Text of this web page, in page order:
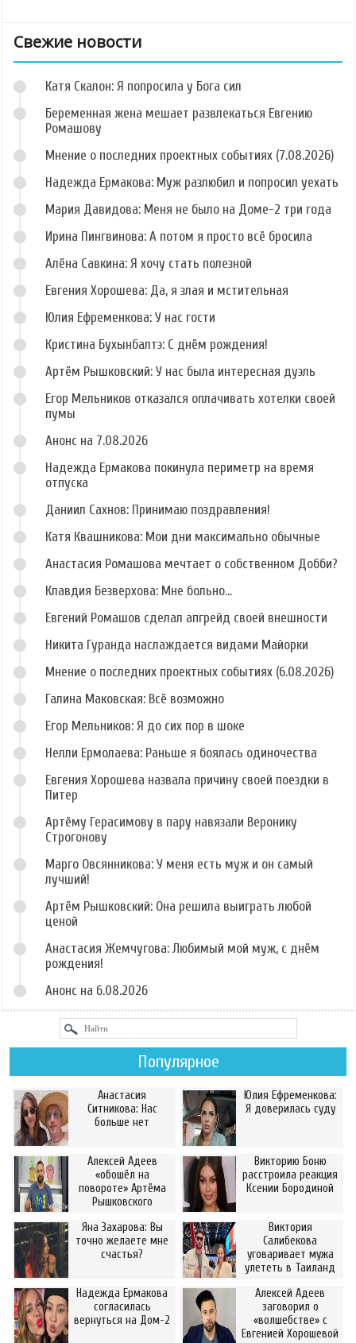
Свежие новости
Катя Скалон: Я попросила у Бога сил
Беременная жена мешает развлекаться Евгению
Ромашову
Мнение о последних проектных событиях (7.08.2026)
Надежда Ермакова: Муж разлюбил и попросил уехать
Мария Давидова: Меня не было на Доме-2 три года
Ирина Пингвинова: А потом я просто всё бросила
Алёна Савкина: Я хочу стать полезной
Евгения Хорошева: Да, я злая и мстительная
Юлия Ефременкова: У нас гости
Кристина Бухынбалтэ: С днём рождения!
Артём Рышковский: У нас была интересная дуэль
Егор Мельников отказался оплачивать хотелки своей
пумы
Анонс на 7.08.2026
Надежда Ермакова покинула периметр на время
отпуска
Даниил Сахнов: Принимаю поздравления!
Катя Квашникова: Мои дни максимально обычные
Анастасия Ромашова мечтает о собственном Добби?
Клавдия Безверхова: Мне больно...
Евгений Ромашов сделал апгрейд своей внешности
Никита Гуранда наслаждается видами Майорки
Мнение о последних проектных событиях (6.08.2026)
Галина Маковская: Всё возможно
Егор Мельников: Я до сих пор в шоке
Нелли Ермолаева: Раньше я боялась одиночества
Евгения Хорошева назвала причину своей поездки в
Питер
Артёму Герасимову в пару навязали Веронику
Строгонову
Марго Овсянникова: У меня есть муж и он самый
лучший!
Артём Рышковский: Она решила выиграть любой
ценой
Анастасия Жемчугова: Любимый мой муж, с днём
рождения!
Анонс на 6.08.2026
Популярное
Анастасия
Ситникова: Нас
больше нет
Юлия Ефременкова:
Я доверилась суду
Алексей Адеев
«обошёл на
повороте» Артёма
Рышковского
Викторию Боню
расстроила реакция
Ксении Бородиной
Яна Захарова: Вы
точно желаете мне
счастья?
Виктория
Салибекова
уговаривает мужа
улететь в Таиланд
Надежда Ермакова
согласилась
вернуться на Дом-2
Алексей Адеев
заговорил о
«волшебстве» с
Евгенией Хорошевой